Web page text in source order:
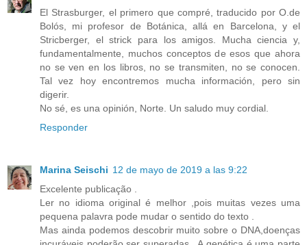
El Strasburger, el primero que compré, traducido por O.de
Bolós, mi profesor de Botánica, allá en Barcelona, y el
Stricberger, el strick para los amigos. Mucha ciencia y,
fundamentalmente, muchos conceptos de esos que ahora
no se ven en los libros, no se transmiten, no se conocen.
Tal vez hoy encontremos mucha información, pero sin
digerir.
No sé, es una opinión, Norte. Un saludo muy cordial.
Responder
Marina Seischi 12 de mayo de 2019 a las 9:22
Excelente publicação .
Ler no idioma original é melhor ,pois muitas vezes uma
pequena palavra pode mudar o sentido do texto .
Mas ainda podemos descobrir muito sobre o DNA,doenças